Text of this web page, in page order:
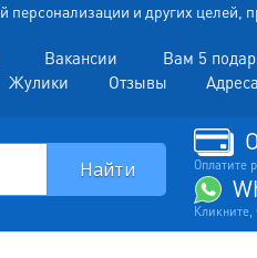
персонализации и других целей,
Вакансии Вам 5
Жулики Отзывы
Оплатите
Кликните,